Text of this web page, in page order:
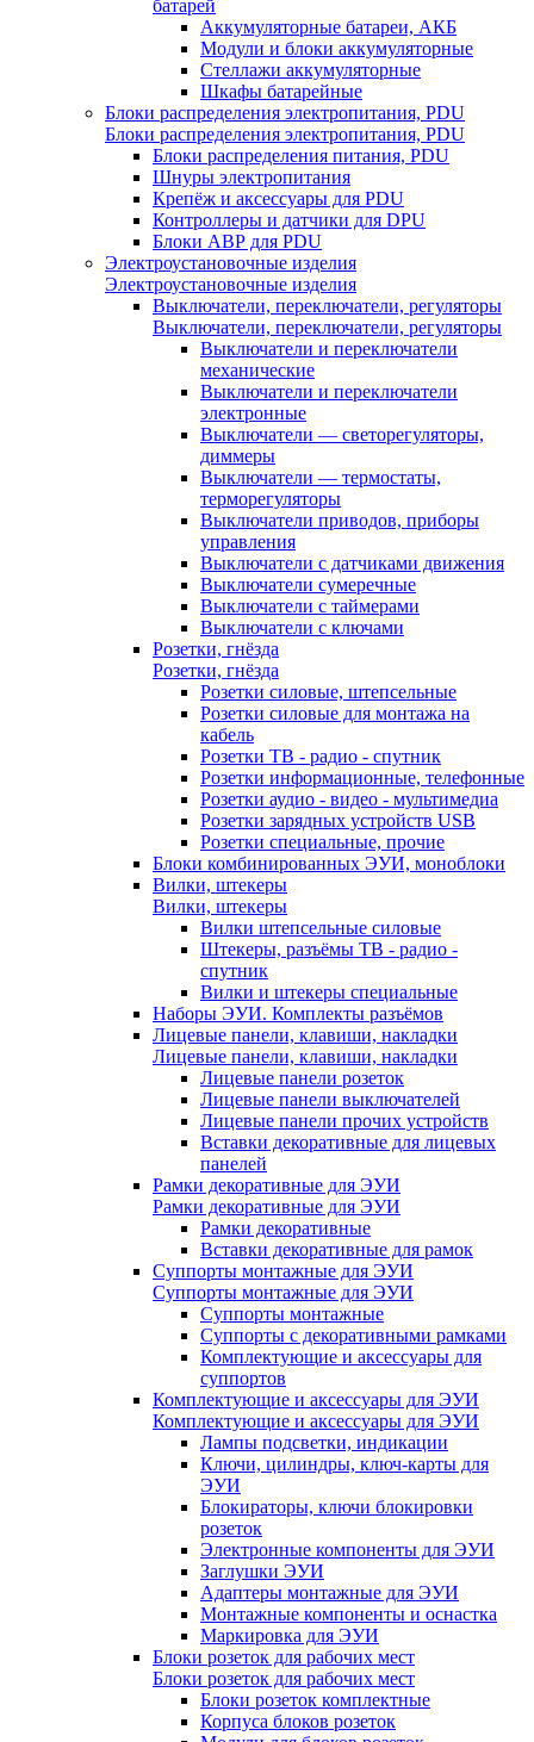
батарей
Аккумуляторные батареи, АКБ
Модули и блоки аккумуляторные
Стеллажи аккумуляторные
Шкафы батарейные
Блоки распределения электропитания, PDU
Блоки распределения электропитания, PDU
Блоки распределения питания, PDU
Шнуры электропитания
Крепёж и аксессуары для PDU
Контроллеры и датчики для DPU
Блоки АВР для PDU
Электроустановочные изделия
Электроустановочные изделия
Выключатели, переключатели, регуляторы
Выключатели, переключатели, регуляторы
Выключатели и переключатели
механические
Выключатели и переключатели
электронные
Выключатели — светорегуляторы,
диммеры
Выключатели — термостаты,
терморегуляторы
Выключатели приводов, приборы
управления
Выключатели с датчиками движения
Выключатели сумеречные
Выключатели с таймерами
Выключатели с ключами
Розетки, гнёзда
Розетки, гнёзда
Розетки силовые, штепсельные
Розетки силовые для монтажа на
кабель
Розетки ТВ - радио - спутник
Розетки информационные, телефонные
Розетки аудио - видео - мультимедиа
Розетки зарядных устройств USB
Розетки специальные, прочие
Блоки комбинированных ЭУИ, моноблоки
Вилки, штекеры
Вилки, штекеры
Вилки штепсельные силовые
Штекеры, разъёмы ТВ - радио -
спутник
Вилки и штекеры специальные
Наборы ЭУИ. Комплекты разъёмов
Лицевые панели, клавиши, накладки
Лицевые панели, клавиши, накладки
Лицевые панели розеток
Лицевые панели выключателей
Лицевые панели прочих устройств
Вставки декоративные для лицевых
панелей
Рамки декоративные для ЭУИ
Рамки декоративные для ЭУИ
Рамки декоративные
Вставки декоративные для рамок
Суппорты монтажные для ЭУИ
Суппорты монтажные для ЭУИ
Суппорты монтажные
Суппорты с декоративными рамками
Комплектующие и аксессуары для
суппортов
Комплектующие и аксессуары для ЭУИ
Комплектующие и аксессуары для ЭУИ
Лампы подсветки, индикации
Ключи, цилиндры, ключ-карты для
ЭУИ
Блокираторы, ключи блокировки
розеток
Электронные компоненты для ЭУИ
Заглушки ЭУИ
Адаптеры монтажные для ЭУИ
Монтажные компоненты и оснастка
Маркировка для ЭУИ
Блоки розеток для рабочих мест
Блоки розеток для рабочих мест
Блоки розеток комплектные
Корпуса блоков розеток